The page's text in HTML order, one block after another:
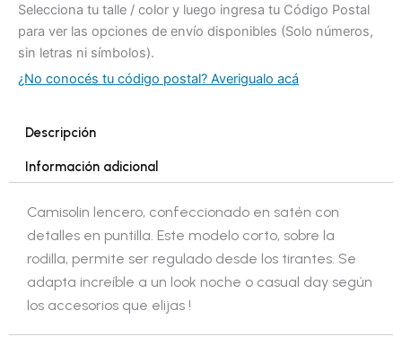
Selecciona tu talle / color y luego ingresa tu Código Postal
para ver las opciones de envío disponibles (Solo números,
sin letras ni símbolos).
¿No conocés tu código postal? Averigualo acá
Descripción
Información adicional
Camisolin lencero, confeccionado en satén con
detalles en puntilla. Este modelo corto, sobre la
rodilla, permite ser regulado desde los tirantes. Se
adapta increíble a un look noche o casual day según
los accesorios que elijas !